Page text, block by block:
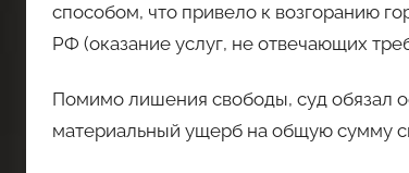
способом, что привело к возгоранию
РФ (оказание услуг, не отвечающих
Помимо лишения свободы, суд обязал
материальный ущерб на общую сумму